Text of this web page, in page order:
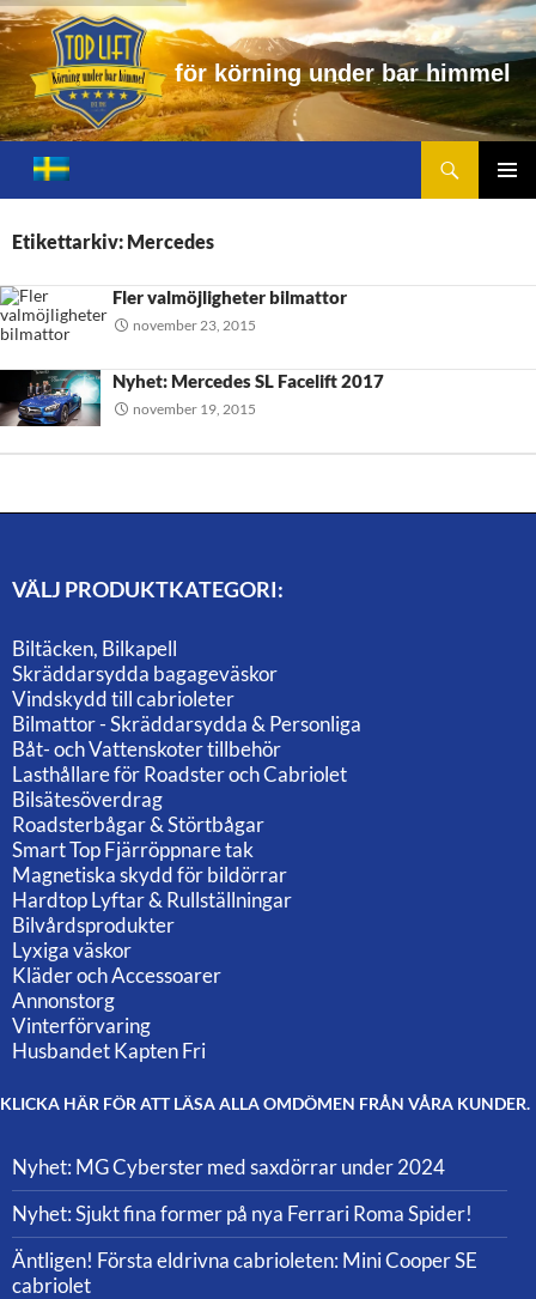
för körning under bar himme
Toplift.se – för körning under bar himmel
HOPPA
TILL
Etikettarkiv: Mercedes
Fler valmöjligheter bilmattor
november 23, 2015
Nyhet: Mercedes SL Facelift 2017
november 19, 2015
VÄLJ PRODUKTKATEGORI:
Biltäcken, Bilkapell
Skräddarsydda bagageväskor
Vindskydd till cabrioleter
Bilmattor - Skräddarsydda & Personliga
Båt- och Vattenskoter tillbehör
Lasthållare för Roadster och Cabriolet
Bilsätesöverdrag
Roadsterbågar & Störtbågar
Smart Top Fjärröppnare tak
Magnetiska skydd för bildörrar
Hardtop Lyftar & Rullställningar
Bilvårdsprodukter
Lyxiga väskor
Kläder och Accessoarer
Annonstorg
Vinterförvaring
Husbandet Kapten Fri
KLICKA HÄR FÖR ATT LÄSA ALLA OMDÖMEN FRÅN VÅRA KUNDER.
Nyhet: MG Cyberster med saxdörrar under 2024
Nyhet: Sjukt fina former på nya Ferrari Roma Spider!
Äntligen! Första eldrivna cabrioleten: Mini Cooper SE
cabriolet